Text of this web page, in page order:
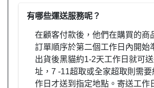
有哪些運送服務呢？
在顧客付款後，他們在購買的商
訂單順序於第二個工作日內開始
出貨後黑貓約1-2天工作日就可
址，7 -11超取或全家超取則需要
作日才送到指定地點。寄送工作